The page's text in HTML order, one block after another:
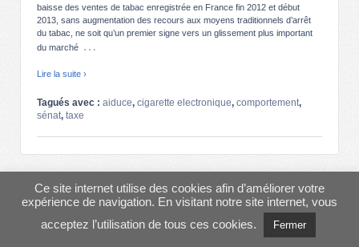
baisse des ventes de tabac enregistrée en France fin 2012 et début
2013, sans augmentation des recours aux moyens traditionnels d’arrêt
du tabac, ne soit qu’un premier signe vers un glissement plus important
du marché …
Lire la suite ›
Tagués avec : aiduce, cigarette electronique, comportement,
sénat, taxe
Ce site internet utilise des cookies afin d’améliorer votre
expérience de navigation. En visitant notre site internet, vous
acceptez l’utilisation de tous ces cookies.
Fermer